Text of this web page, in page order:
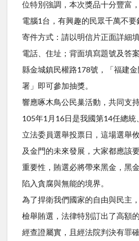
位特別強調，本次獎品十分豐富
電腦1台，有興趣的民眾千萬不要
寄件方式：請以明信片正面詳細
電話、住址；背面填寫題號及答
縣金城鎮民權路178號，「福建
署」即可參加抽獎。
響應啄木鳥公民巢活動，共同支
105年1月16日是我國第14任總統
立法委員選舉投票日，這場選舉
及金門的未來發展，大家都應該
重要性，賄選必將帶來黑金，黑
陷入貪腐與無能的境界。
為了捍衛我們國家的自由與民主
檢舉賄選，法律特別訂出了高額
經查證屬實，且經法院判決有罪